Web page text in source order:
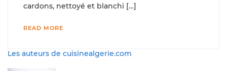
cardons, nettoyé et blanchi […]
READ MORE
Les auteurs de cuisinealgerie.com